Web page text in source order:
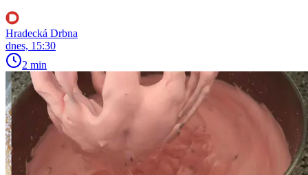
Hradecká Drbna
dnes, 15:30
2 min